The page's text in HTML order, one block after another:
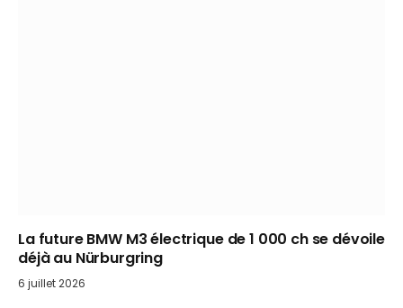
La future BMW M3 électrique de 1 000 ch se dévoile
déjà au Nürburgring
6 juillet 2026